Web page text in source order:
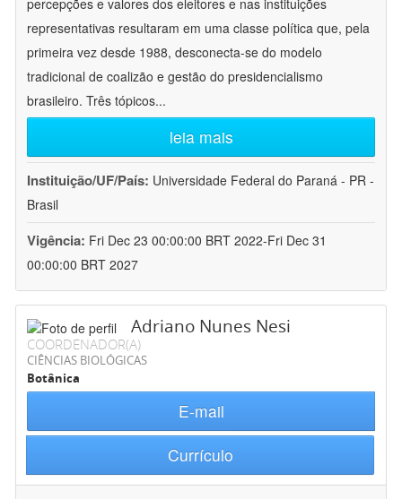
percepções e valores dos eleitores e nas instituições
representativas resultaram em uma classe política que, pela
primeira vez desde 1988, desconecta-se do modelo
tradicional de coalizão e gestão do presidencialismo
brasileiro. Três tópicos...
leia mais
Instituição/UF/País: Universidade Federal do Paraná - PR -
Brasil
Vigência: Fri Dec 23 00:00:00 BRT 2022-Fri Dec 31
00:00:00 BRT 2027
Adriano Nunes Nesi
COORDENADOR(A)
CIÊNCIAS BIOLÓGICAS
Botânica
E-mail
Currículo